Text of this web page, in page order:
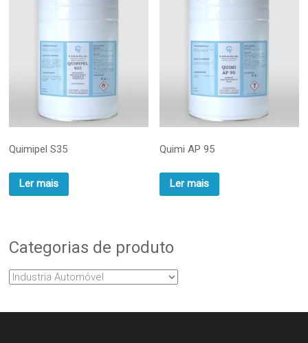
Quimipel S35
Ler mais
Quimi AP 95
Ler mais
Categorias de produto